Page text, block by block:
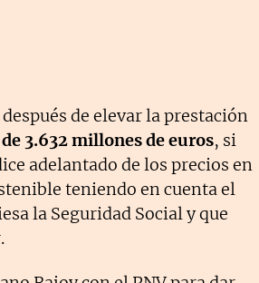
de elevar la prestación
3.632 millones de euros, si
adelantado de los precios en
teniendo en cuenta el
la Seguridad Social y que